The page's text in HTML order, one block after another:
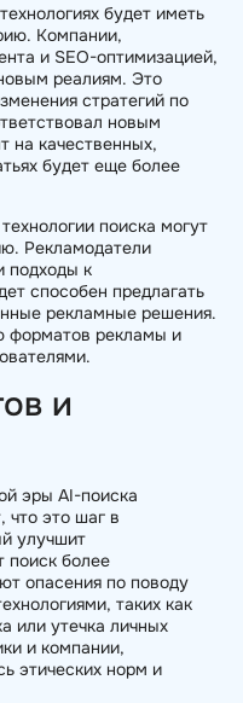
будет иметь
Компании,
и SEO-оптимизацией,
реалиям. Это
стратегий по
новым
на качественных,
будет еще более
поиска могут
Рекламодатели
подходы к
способен предлагать
рекламные решения.
форматов рекламы и
и
эры AI-поиска
что это шаг в
улучшит
поиск более
опасения по поводу
таких как
или утечка личных
и компании,
этических норм и